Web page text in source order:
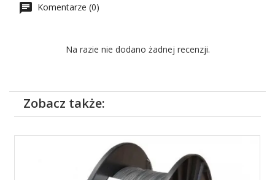
Komentarze (0)
Na razie nie dodano żadnej recenzji.
Zobacz także: